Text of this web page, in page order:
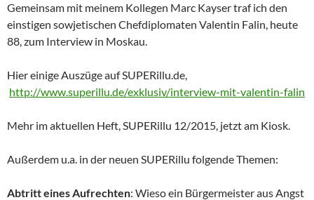
Gemeinsam mit meinem Kollegen Marc Kayser traf ich den
einstigen sowjetischen Chefdiplomaten Valentin Falin, heute
88, zum Interview in Moskau.
Hier einige Auszüge auf SUPERillu.de,
http://www.superillu.de/exklusiv/interview-mit-valentin-falin
Mehr im aktuellen Heft, SUPERillu 12/2015, jetzt am Kiosk.
Außerdem u.a. in der neuen SUPERillu folgende Themen:
Abtritt eines Aufrechten: Wieso ein Bürgermeister aus Angst